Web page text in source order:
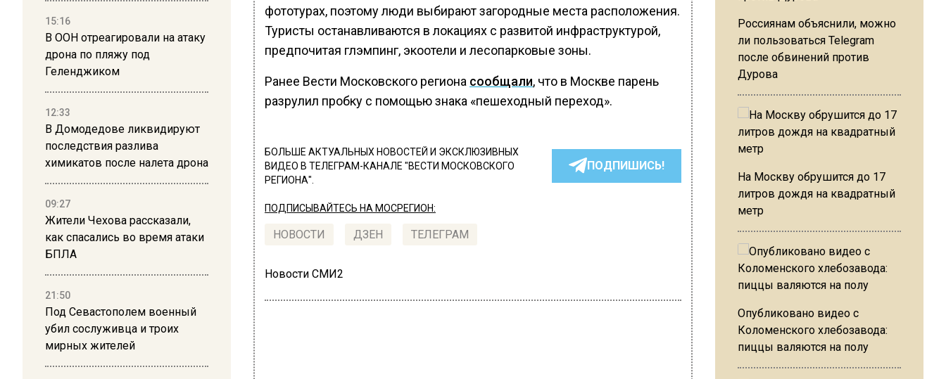
15:16
В ООН отреагировали на атаку
дрона по пляжу под
Геленджиком
12:33
В Домодедове ликвидируют
последствия разлива
химикатов после налета дрона
09:27
Жители Чехова рассказали,
как спасались во время атаки
БПЛА
21:50
Под Севастополем военный
убил сослуживца и троих
мирных жителей
фототурах, поэтому люди выбирают загородные места расположения.
Туристы останавливаются в локациях с развитой инфраструктурой,
предпочитая глэмпинг, экоотели и лесопарковые зоны.
Ранее Вести Московского региона сообщали, что в Москве парень
разрулил пробку с помощью знака «пешеходный переход».
БОЛЬШЕ АКТУАЛЬНЫХ НОВОСТЕЙ И ЭКСКЛЮЗИВНЫХ
ВИДЕО В ТЕЛЕГРАМ-КАНАЛЕ "ВЕСТИ МОСКОВСКОГО
РЕГИОНА".
ПОДПИШИСЬ!
ПОДПИСЫВАЙТЕСЬ НА МОСРЕГИОН:
НОВОСТИ ДЗЕН ТЕЛЕГРАМ
Новости СМИ2
Россиянам объяснили, можно
ли пользоваться Telegram
после обвинений против
Дурова
На Москву обрушится до 17
литров дождя на квадратный
метр
Опубликовано видео с
Коломенского хлебозавода:
пиццы валяются на полу